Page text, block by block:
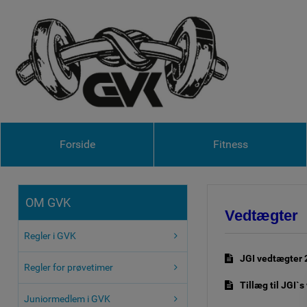
Forside Fitness
OM GVK
Regler i GVK
Regler for prøvetimer
Juniormedlem i GVK
Vedtægter
JGI vedtægter
Tillæg til JGI`s